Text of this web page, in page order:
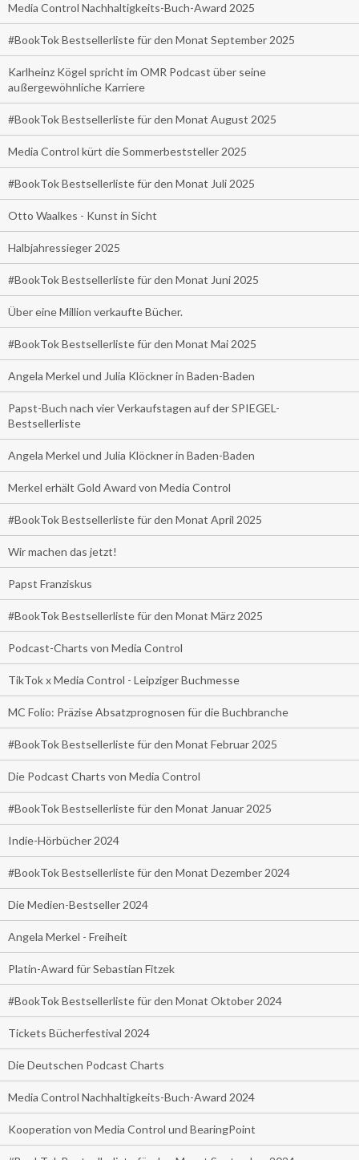
Media Control Nachhaltigkeits-Buch-Award 2025
#BookTok Bestsellerliste für den Monat September 2025
Karlheinz Kögel spricht im OMR Podcast über seine
außergewöhnliche Karriere
#BookTok Bestsellerliste für den Monat August 2025
Media Control kürt die Sommerbeststeller 2025
#BookTok Bestsellerliste für den Monat Juli 2025
Otto Waalkes - Kunst in Sicht
Halbjahressieger 2025
#BookTok Bestsellerliste für den Monat Juni 2025
Über eine Million verkaufte Bücher.
#BookTok Bestsellerliste für den Monat Mai 2025
Angela Merkel und Julia Klöckner in Baden-Baden
Papst-Buch nach vier Verkaufstagen auf der SPIEGEL-
Bestsellerliste
Angela Merkel und Julia Klöckner in Baden-Baden
Merkel erhält Gold Award von Media Control
#BookTok Bestsellerliste für den Monat April 2025
Wir machen das jetzt!
Papst Franziskus
#BookTok Bestsellerliste für den Monat März 2025
Podcast-Charts von Media Control
TikTok x Media Control - Leipziger Buchmesse
MC Folio: Präzise Absatzprognosen für die Buchbranche
#BookTok Bestsellerliste für den Monat Februar 2025
Die Podcast Charts von Media Control
#BookTok Bestsellerliste für den Monat Januar 2025
Indie-Hörbücher 2024
#BookTok Bestsellerliste für den Monat Dezember 2024
Die Medien-Bestseller 2024
Angela Merkel - Freiheit
Platin-Award für Sebastian Fitzek
#BookTok Bestsellerliste für den Monat Oktober 2024
Tickets Bücherfestival 2024
Die Deutschen Podcast Charts
Media Control Nachhaltigkeits-Buch-Award 2024
Kooperation von Media Control und BearingPoint